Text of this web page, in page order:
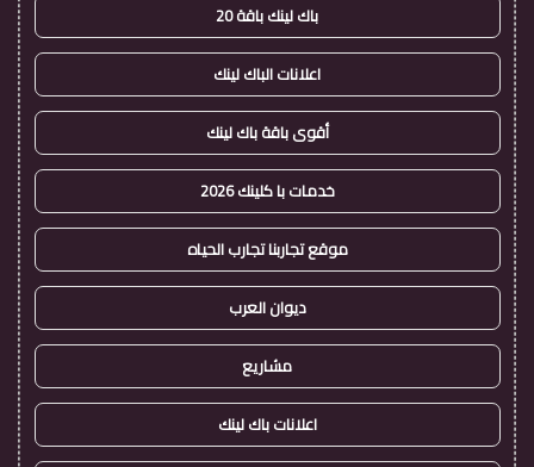
باك لينك باقة 20
اعلانات الباك لينك
أقوى باقة باك لينك
خدمات با كلينك 2026
موقع تجاربنا تجارب الحياه
ديوان العرب
مشاريع
اعلانات باك لينك